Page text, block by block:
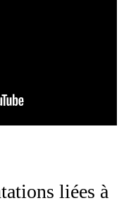
liées à